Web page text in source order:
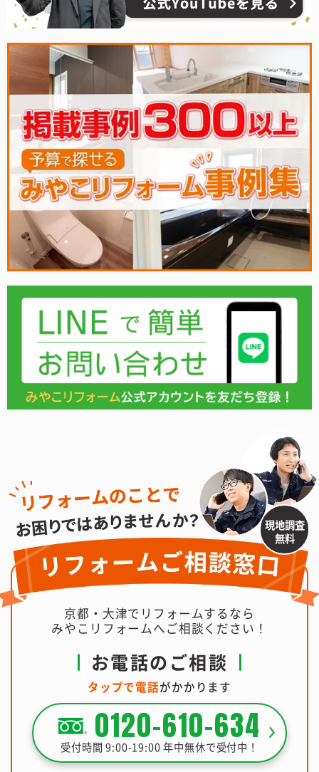
現地調査
無料
京都・大津でリフォームするなら
みやこリフォームへご相談ください！
お電話のご相談
タップで電話がかかります
0120-610-634
受付時間 9:00-19:00 年中無休で受付中！